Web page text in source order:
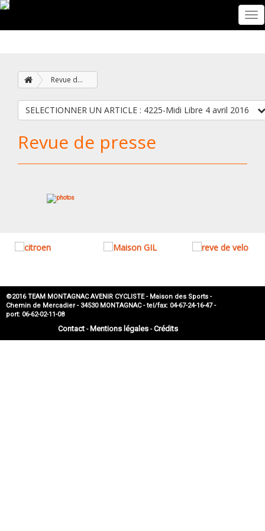
Revue de presse
SELECTIONNER UN ARTICLE : 4225-Midi Libre 4 avril 2016
Revue de presse
©2016 TEAM MONTAGNAC AVENIR CYCLISTE - Maison des Sports -
Chemin de Mercadier - 34530 MONTAGNAC - tel/fax: 04-67-24-16-47 -
port: 06-62-02-11-08
Contact- Mentions légales-Crédits